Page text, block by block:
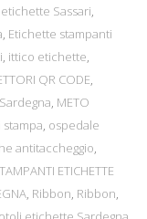
etichette Sassari,
, Etichette stampanti
, ittico etichette,
QR CODE,
, METO
, ospedale
antitaccheggio,
ETICHETTE
, Ribbon, Ribbon,